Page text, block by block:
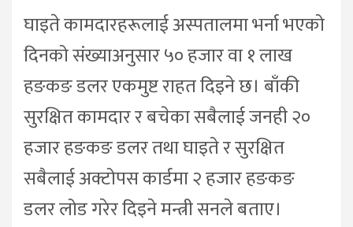
घाइते कामदारहरूलाई अस्पतालमा भर्ना भएको
दिनको संख्याअनुसार ५० हजार वा १ लाख
हङकङ डलर एकमुष्ट राहत दिइने छ। बाँकी
सुरक्षित कामदार र बचेका सबैलाई जनही २०
हजार हङकङ डलर तथा घाइते र सुरक्षित
सबैलाई अक्टोपस कार्डमा २ हजार हङकङ
डलर लोड गरेर दिइने मन्त्री सनले बताए।